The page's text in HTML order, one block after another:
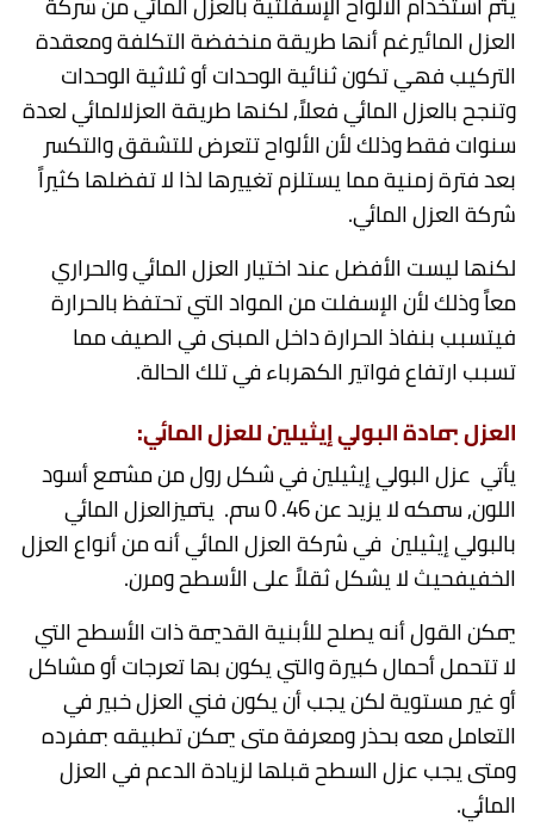
العزل المائيرغم أنها طريقة منخفضة التكلفة ومعقدة
التركيب فهي تكون ثنائية الوحدات أو ثلاثية الوحدات
وتنجح بالعزل المائي فعلاً, لكنها طريقة العزلالمائي لعدة
سنوات فقط وذلك لأن الألواح تتعرض للتشقق والتكسر
بعد فترة زمنية مما يستلزم تغييرها لذا لا تفضلها كثيراً
شركة العزل المائي.
لكنها ليست الأفضل عند اختيار العزل المائي والحراري
معاً وذلك لأن الإسفلت من المواد التي تحتفظ بالحرارة
فيتسبب بنفاذ الحرارة داخل المبنى في الصيف مما
تسبب ارتفاع فواتير الكهرباء في تلك الحالة.
العزلبمادة البولي إيثيلين للعزلالمائي:
يأتي عزل البولي إيثيلين في شكل رول من مشمع أسود
اللون, سمكه لا يزيد عن 46. 0 سم. يتميزالعزل المائي
بالبولي إيثيلين في شركة العزل المائي أنه من أنواع العزل
الخفيفحيث لا يشكل ثقلاً على الأسطح ومرن.
يمكن القول أنه يصلح للأبنية القديمة ذات الأسطح التي
لا تتحمل أحمال كبيرة والتي يكون بها تعرجات أو مشاكل
أو غير مستوية لكن يجب أن يكون فني العزل خبير في
التعامل معه بحذر ومعرفة متى يمكن تطبيقه بمفرده
ومتى يجب عزل السطح قبلها لزيادة الدعم في العزل
المائي.